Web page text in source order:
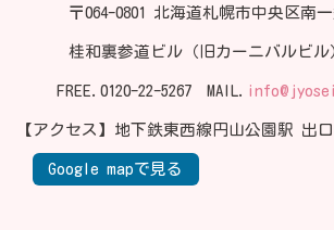
〒064-0801 北海道札幌市中央区南
桂和裏参道ビル（旧カーニバルビル
FREE. 0120-22-5267 MAIL.
【アクセス】地下鉄東西線円山公園駅 出
Google mapで見る